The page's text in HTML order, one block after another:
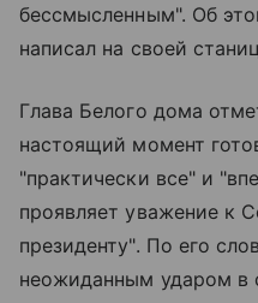
бессмысленным". Об
написал на своей
Глава Белого дома
настоящий момент
"практически все" и
проявляет уважение к
президенту". По его
неожиданным ударом в